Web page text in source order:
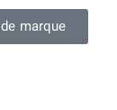
marque